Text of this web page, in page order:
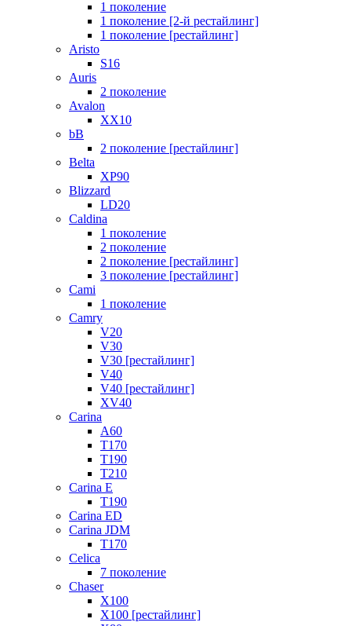
1 поколение
1 поколение [2-й рестайлинг]
1 поколение [рестайлинг]
Aristo
S16
Auris
2 поколение
Avalon
XX10
bB
2 поколение [рестайлинг]
Belta
XP90
Blizzard
LD20
Caldina
1 поколение
2 поколение
2 поколение [рестайлинг]
3 поколение [рестайлинг]
Cami
1 поколение
Camry
V20
V30
V30 [рестайлинг]
V40
V40 [рестайлинг]
XV40
Carina
A60
T170
T190
T210
Carina E
T190
Carina ED
Carina JDM
T170
Celica
7 поколение
Chaser
X100
X100 [рестайлинг]